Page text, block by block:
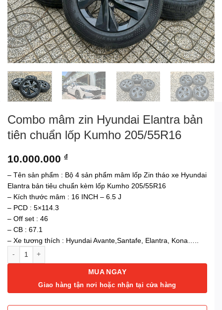
Combo mâm zin Hyundai Elantra bản
tiên chuẩn lốp Kumho 205/55R16
10.000.000 ₫
– Tên sản phẩm : Bộ 4 sản phẩm mâm lốp Zin tháo xe Hyundai
Elantra bản tiêu chuẩn kèm lốp Kumho 205/55R16
– Kích thước mâm : 16 INCH – 6.5 J
– PCD : 5×114.3
– Off set : 46
– CB : 67.1
– Xe tương thích : Hyundai Avante,Santafe, Elantra, Kona…..
Combo mâm zin Hyundai Elantra bản tiên chuẩn lốp Kumho 205/
MUA NGAY
Giao hàng tận nơi hoặc nhận tại cửa hàng